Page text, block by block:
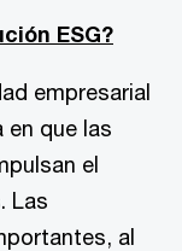
ESG?
empresarial
en que las
el
Las
al